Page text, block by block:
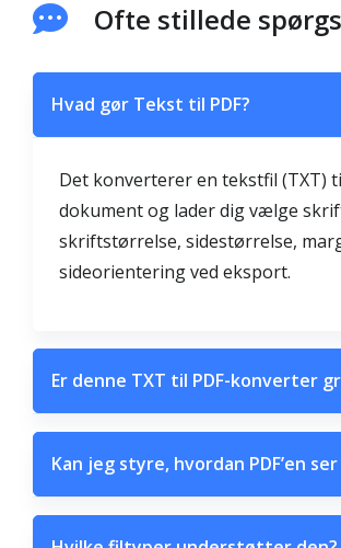
Ofte stillede
Hvad gør Tekst til PDF?
Det konverterer en tekstfil (TXT)
dokument og lader dig vælge
skriftstørrelse, sidestørrelse,
sideorientering ved eksport.
Er denne TXT til PDF-konverter
Kan jeg styre, hvordan PDF’en ser